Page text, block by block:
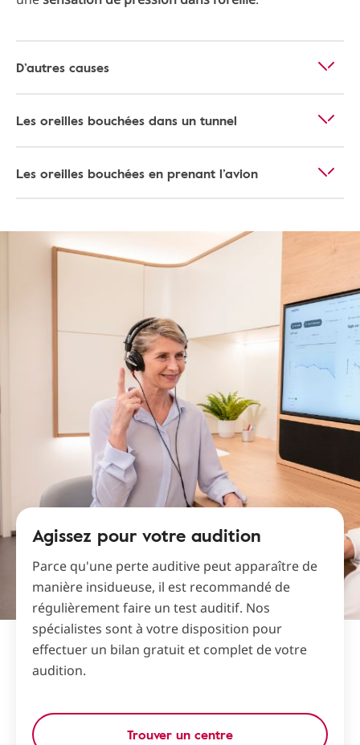
D’autres causes
Les oreilles bouchées dans un tunnel
Les oreilles bouchées en prenant l’avion
Agissez pour votre audition
Parce qu'une perte auditive peut apparaître de
manière insidueuse, il est recommandé de
régulièrement faire un test auditif. Nos
spécialistes sont à votre disposition pour
effectuer un bilan gratuit et complet de votre
audition.
Trouver un centre